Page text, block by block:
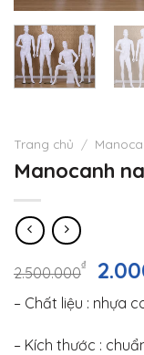
Trang chủ /
Manocanh
2.500.000₫
Giá
gốc
là:
– Chất liệu : nhựa
– Kích thước :